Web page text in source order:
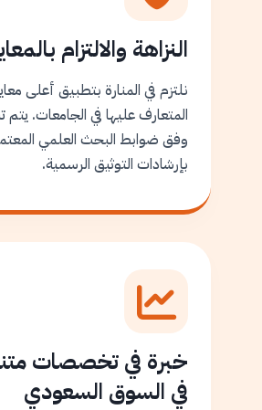
النزاهة والالتزام
نلتزم في المنارة بتطبيق أعلى
المتعارف عليها في الجامعات.
وفق ضوابط البحث العلمي
بإرشادات التوثيق الرسمية.
خبرة في تخصصات
في السوق السعودي